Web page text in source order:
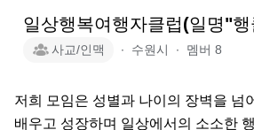
일상행복여행자클럽(일명"
사교/인맥 ∙ 수원시 ∙ 멤버 8
저희 모임은 성별과 나이의 장벽을 넘
배우고 성장하며 일상에서의 소소한